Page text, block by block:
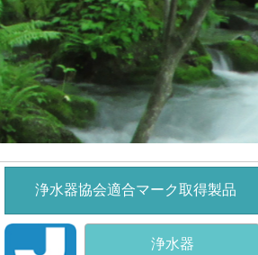
浄水器協会適合マーク取得製品
浄水器